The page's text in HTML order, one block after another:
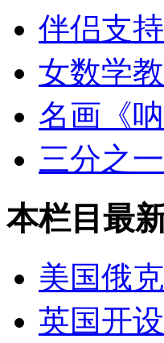
伴侣支
女数学
名画《
三分之
本栏目最
美国俄
英国开